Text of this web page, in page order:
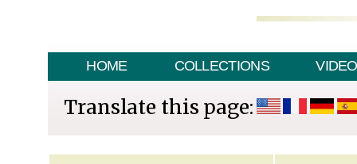
HOME COLLECTIONS VIDEO
Translate this page: